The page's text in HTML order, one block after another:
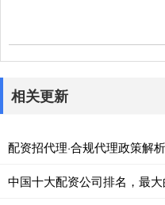
相关更新
配资招代理·合规代理政策解析
中国十大配资公司排名，最